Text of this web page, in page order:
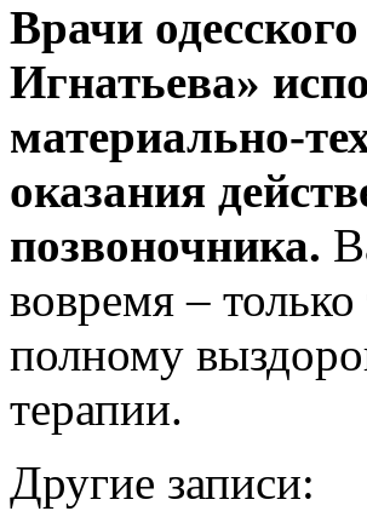
Врачи
Игнатьева»
материально-
оказания
позвоночника.
вовремя –
полному
терапии.
Другие записи: